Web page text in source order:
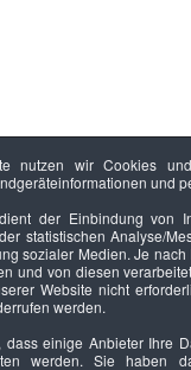
nutzen wir Cookies
und
der Einbindung von
statistischen Analyse/
sozialer Medien. Je
und von diesen
Website nicht
werden.
dass einige Anbieter Ihre
werden. Sie haben